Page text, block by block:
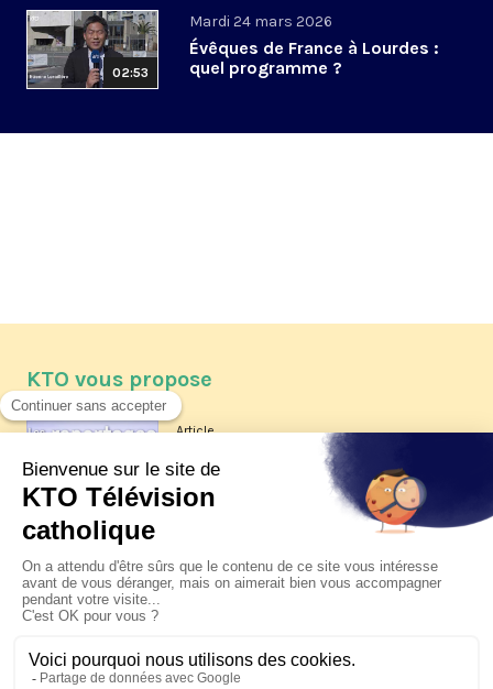
02:53
Mardi 24 mars 2026
Évêques de France à Lourdes :
quel programme ?
KTO vous propose
Article
Les reportages d'été 2026 de KTO
La visite pastorale du pape Léon
XIV à Assise à suivre sur KTO le
jeudi 6 août
Le pape en Uruguay, Argentine et
Pérou du 6 au 17 novembre 2026